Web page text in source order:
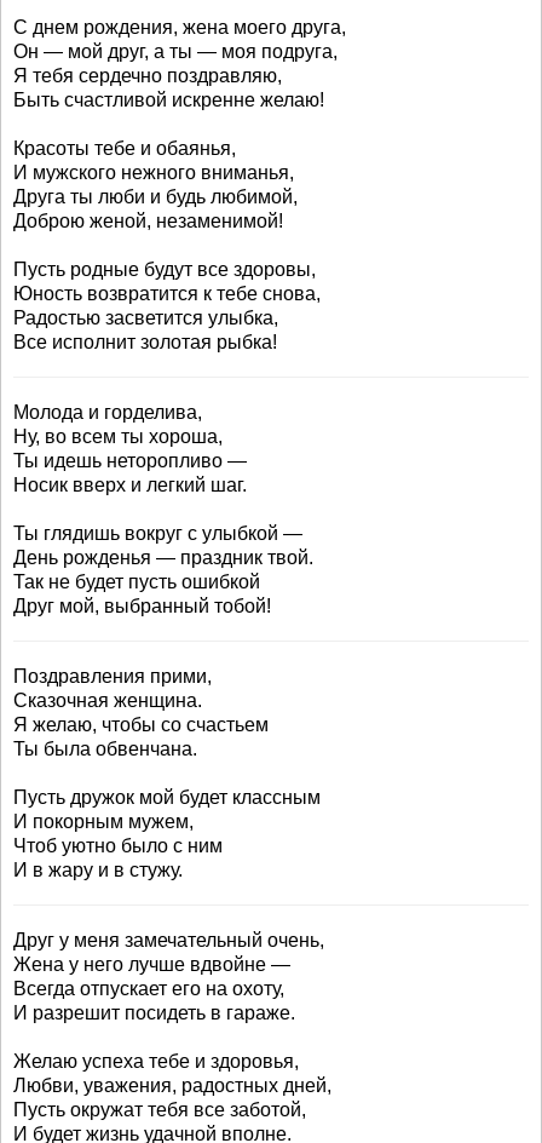
С днем рождения, жена моего друга,
Он — мой друг, а ты — моя подруга,
Я тебя сердечно поздравляю,
Быть счастливой искренне желаю!
Красоты тебе и обаянья,
И мужского нежного вниманья,
Друга ты люби и будь любимой,
Доброю женой, незаменимой!
Пусть родные будут все здоровы,
Юность возвратится к тебе снова,
Радостью засветится улыбка,
Все исполнит золотая рыбка!
Молода и горделива,
Ну, во всем ты хороша,
Ты идешь неторопливо —
Носик вверх и легкий шаг.
Ты глядишь вокруг с улыбкой —
День рожденья — праздник твой.
Так не будет пусть ошибкой
Друг мой, выбранный тобой!
Поздравления прими,
Сказочная женщина.
Я желаю, чтобы со счастьем
Ты была обвенчана.
Пусть дружок мой будет классным
И покорным мужем,
Чтоб уютно было с ним
И в жару и в стужу.
Друг у меня замечательный очень,
Жена у него лучше вдвойне —
Всегда отпускает его на охоту,
И разрешит посидеть в гараже.
Желаю успеха тебе и здоровья,
Любви, уважения, радостных дней,
Пусть окружат тебя все заботой,
И будет жизнь удачной вполне.